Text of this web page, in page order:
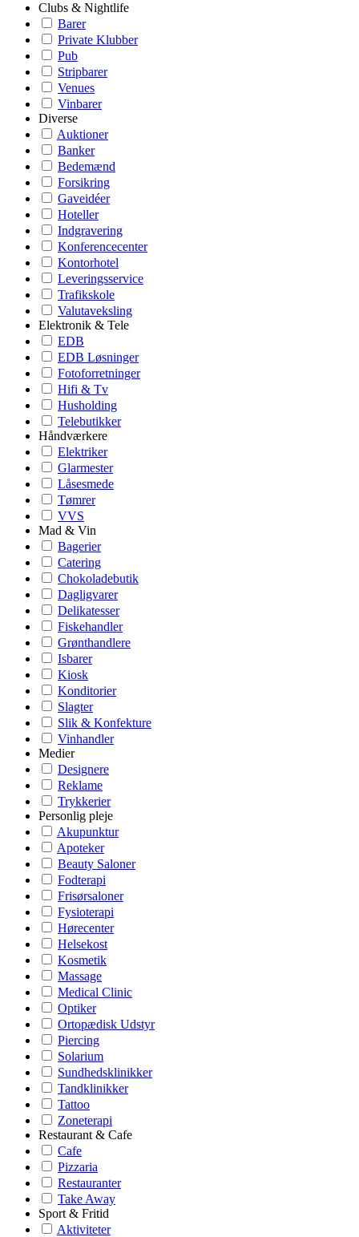
Clubs & Nightlife
Barer
Private Klubber
Pub
Stripbarer
Venues
Vinbarer
Diverse
Auktioner
Banker
Bedemænd
Forsikring
Gaveidéer
Hoteller
Indgravering
Konferencecenter
Kontorhotel
Leveringsservice
Trafikskole
Valutaveksling
Elektronik & Tele
EDB
EDB Løsninger
Fotoforretninger
Hifi & Tv
Husholding
Telebutikker
Håndværkere
Elektriker
Glarmester
Låsesmede
Tømrer
VVS
Mad & Vin
Bagerier
Catering
Chokoladebutik
Dagligvarer
Delikatesser
Fiskehandler
Grønthandlere
Isbarer
Kiosk
Konditorier
Slagter
Slik & Konfekture
Vinhandler
Medier
Designere
Reklame
Trykkerier
Personlig pleje
Akupunktur
Apoteker
Beauty Saloner
Fodterapi
Frisørsaloner
Fysioterapi
Hørecenter
Helsekost
Kosmetik
Massage
Medical Clinic
Optiker
Ortopædisk Udstyr
Piercing
Solarium
Sundhedsklinikker
Tandklinikker
Tattoo
Zoneterapi
Restaurant & Cafe
Cafe
Pizzaria
Restauranter
Take Away
Sport & Fritid
Aktiviteter